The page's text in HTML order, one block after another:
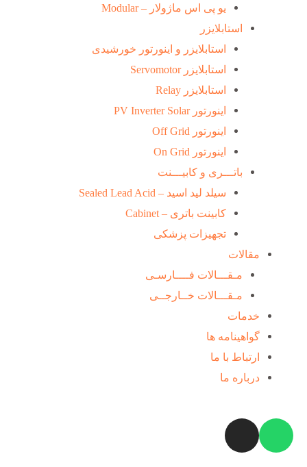
یو پی اس ماژولار – Modular
استابلایزر
استابلایزر و اینورتور خورشیدی
استابلایزر Servomotor
استابلایزر Relay
اینورتور PV Inverter Solar
اینورتور Off Grid
اینورتور On Grid
باتـــری و کابیـــنت
سیلد لید اسید – Sealed Lead Acid
کابینت باتری – Cabinet
تجهیزات پزشکی
مقالات
مـقـــالات فــــارسـی
مـقـــالات خــارجــی
خدمات
گواهینامه ها
ارتباط با ما
درباره ما